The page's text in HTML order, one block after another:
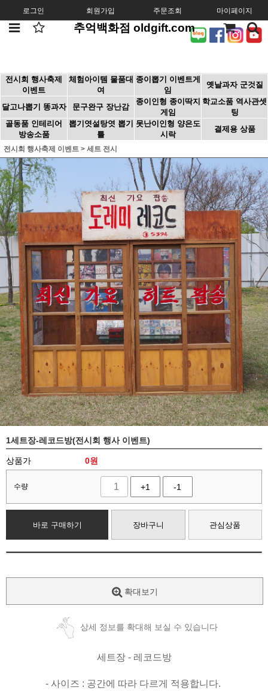
로그인 회원가입 주문조회 마이페이지
추억백화점 oldgift.com
전시회 행사축제
이벤트
체험아이템 물품대
여
종이뽑기 이벤트게
임
옛날과자 군것질
달고나뽑기 똥과자 문구완구 장난감
종이인형 종이딱지
게임
학교소품 역사관셋
팅
골동품 인테리어
방송소품
뽑기엿설탕엿 뽑기
틀
못난이인형 양은도
시락
결제용 상품
전시회 행사축제 이벤트 > 세트 전시
1세트장-레코드방(전시회 행사 이벤트)
상품가 0원
수량 +1 -1
바로 구매하기 장바구니 관심상품
확대보기
상세 정보를 확대해 보실 수 있습니다
세트장 - 레코드방
- 사이즈 : 공간에 따라 다르게 적용합니다.